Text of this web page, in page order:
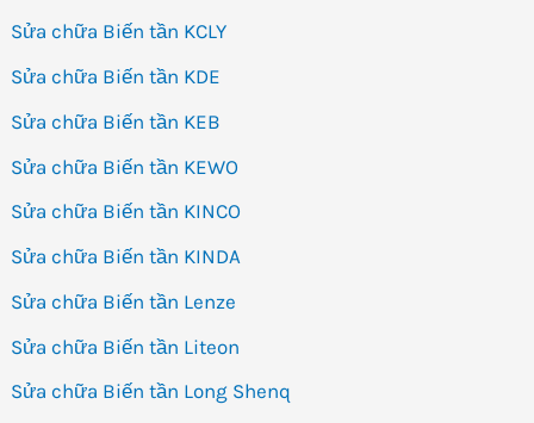
Sửa chữa Biến tần KCLY
Sửa chữa Biến tần KDE
Sửa chữa Biến tần KEB
Sửa chữa Biến tần KEWO
Sửa chữa Biến tần KINCO
Sửa chữa Biến tần KINDA
Sửa chữa Biến tần Lenze
Sửa chữa Biến tần Liteon
Sửa chữa Biến tần Long Shenq